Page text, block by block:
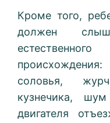
Кроме того,
должен
соловья,
кузнечика,
двигателя